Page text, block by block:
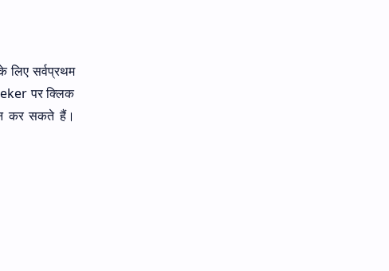
सर्वप्रथम
पर क्लिक
कर सकते हैं।